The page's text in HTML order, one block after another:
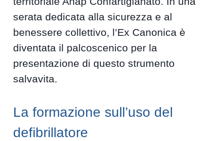
serata dedicata alla sicurezza e al
benessere collettivo, l’Ex Canonica è
diventata il palcoscenico per la
presentazione di questo strumento
salvavita.
La formazione sull’uso del
defibrillatore